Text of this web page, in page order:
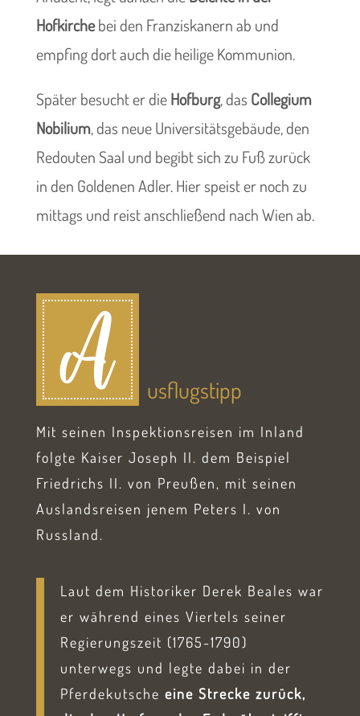
Hofkirchebei den Franziskanern ab und
empfing dort auch die heilige Kommunion.
Später besucht er dieHofburg, das Collegium
Nobilium, das neue Universitätsgebäude, den
Redouten Saal und begibt sich zu Fuß zurück
in den Goldenen Adler. Hier speist er noch zu
mittags und reist anschließend nach Wien ab.
A usflugstipp
Mit seinen Inspektionsreisen im Inland
folgte Kaiser Joseph II. dem Beispiel
Friedrichs II. von Preußen, mit seinen
Auslandsreisen jenem Peters I. von
Russland.
Laut dem Historiker Derek Beales war
er während eines Viertels seiner
Regierungszeit (1765-1790)
unterwegs und legte dabei in der
Pferdekutsche eine Strecke zurück,